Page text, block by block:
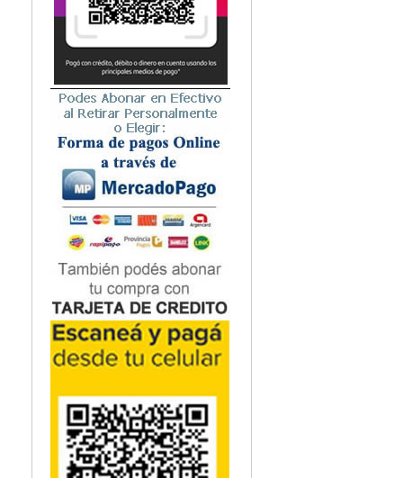
Medicina Emergencias / Urgencias
Medicina Forense / Legal
Medicina General
Medicina Interna
Microbiología
Nefrología
Neonatología / Pediatría
Neumología
Neuroanatomía / Neurociencia
Neurocirugía
Neurología
Nutrición
Odontología
Oftalmología
Oncología / Cuidados Paliativos
Ortopedía / Traumatología
Osteopatía
Otorrinolaringología
Podología
Psicología
Psiquiatría
Química